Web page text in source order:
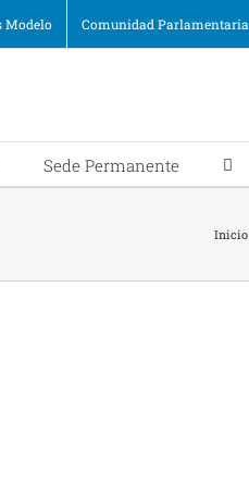
Modelo Comunidad Parlamentaria
Sede Permanente
Inicio